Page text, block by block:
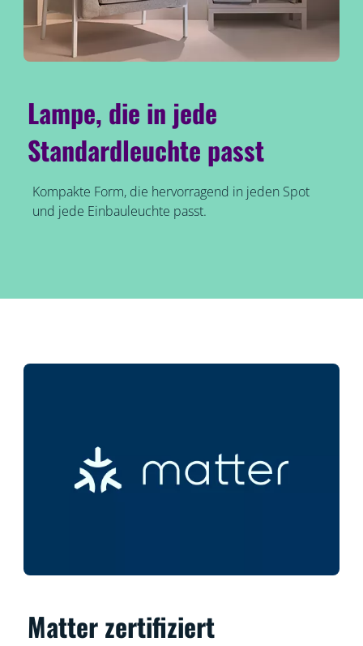
Lampe, die in jede
Standardleuchte passt
Kompakte Form, die hervorragend in jeden Spot
und jede Einbauleuchte passt.
Matter zertifiziert